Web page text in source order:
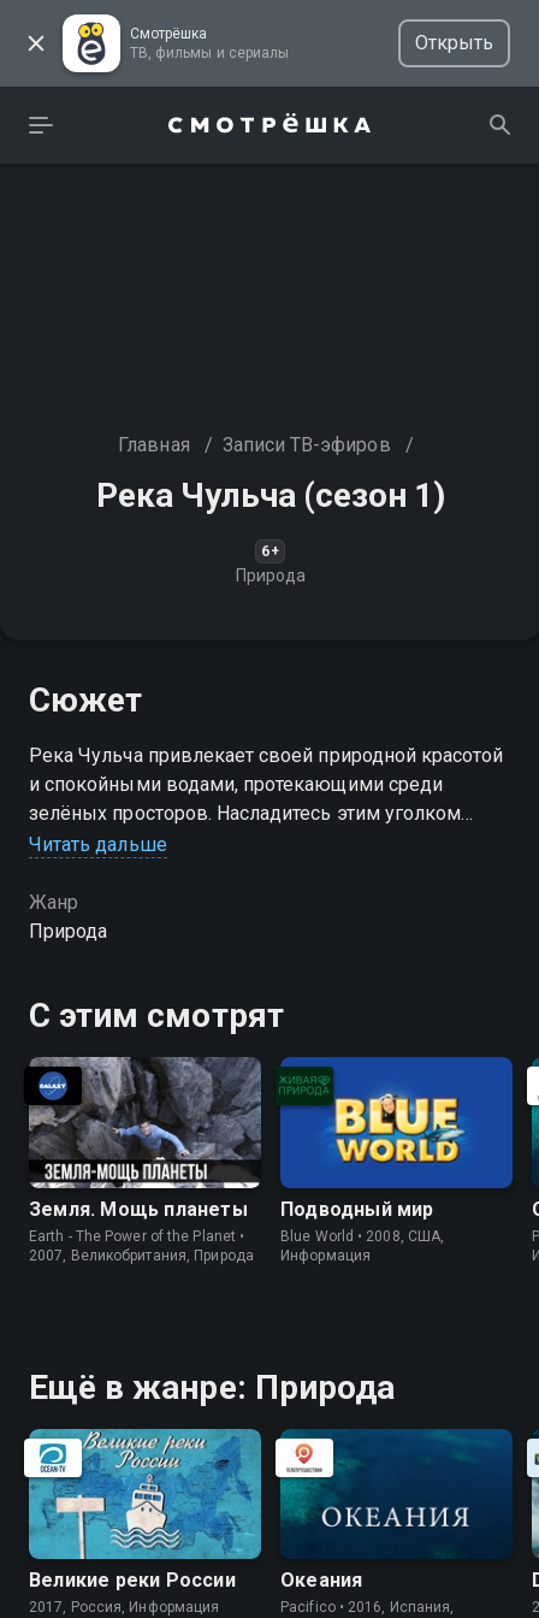
Смотрёшка
ТВ, фильмы и сериалы
Открыть
Главная / Записи ТВ-эфиров /
Река Чульча (сезон 1)
6+
Природа
Сюжет
Река Чульча привлекает своей природной красотой
и спокойными водами, протекающими среди
зелёных просторов. Насладитесь этим уголком
можете совершенно бесплатно в хорошем HD
качестве на Смотрёшке
Читать дальше
Жанр
Природа
С этим смотрят
Земля. Мощь планеты
Earth - The Power of the Planet •
2007, Великобритания, Природа
Подводный мир
Blue World • 2008, США,
Информация
Ещё в жанре: Природа
Великие реки России
2017, Россия, Информация
Океания
Pacifico • 2016, Испания,